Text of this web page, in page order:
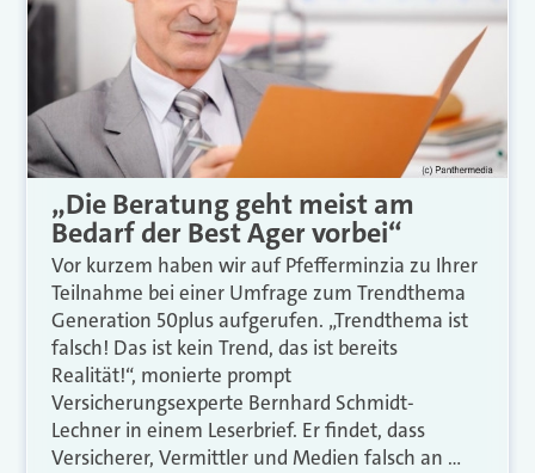
„Die Beratung geht meist am
Bedarf der Best Ager vorbei“
Vor kurzem haben wir auf Pfefferminzia zu Ihrer
Teilnahme bei einer Umfrage zum Trendthema
Generation 50plus aufgerufen. „Trendthema ist
falsch! Das ist kein Trend, das ist bereits
Realität!“, monierte prompt
Versicherungsexperte Bernhard Schmidt-
Lechner in einem Leserbrief. Er findet, dass
Versicherer, Vermittler und Medien falsch an …